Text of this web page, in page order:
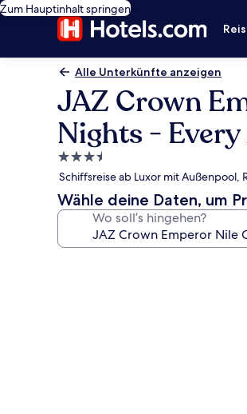
Zum Hauptinhalt springen
Alle Unterkünfte anzeigen
JAZ Crown
Nights -
3.5-
Sterne-
Unterkunft
Schiffsreise ab Luxor mit Außenpool,
Wähle deine Daten, um
Wo soll’s hingehen?